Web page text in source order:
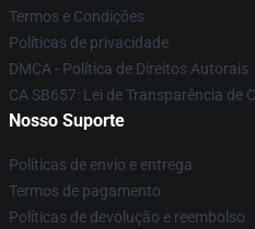
Termos e Condições
Políticas de privacidade
DMCA - Política de Direitos Autorais
CA SB657: Lei de Transparência de
Nosso Suporte
Políticas de envio e entrega
Termos de pagamento
Políticas de devolução e reembolso